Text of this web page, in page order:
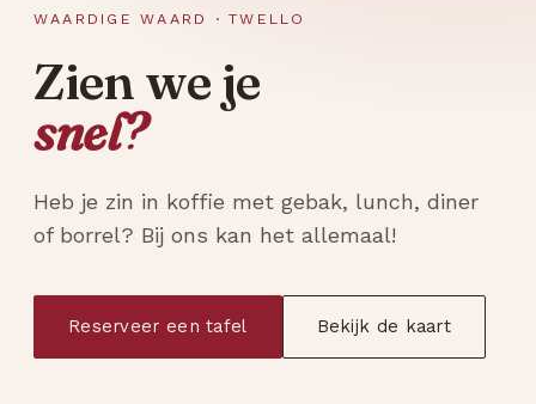
WAARDIGE WAARD · TWELLO
Zien we je
snel?
Heb je zin in koffie met gebak, lunch, diner
of borrel? Bij ons kan het allemaal!
Reserveer een tafel Bekijk de kaart